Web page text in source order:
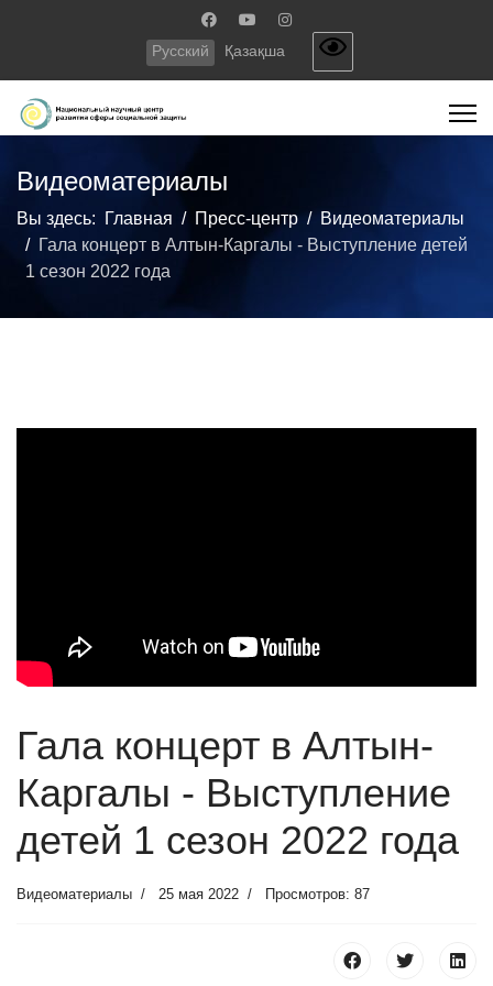
Русский Қазақша
Видеоматериалы
Вы здесь: Главная Пресс-центр
Видеоматериалы
Гала концерт в Алтын-Каргалы - Выступление детей
1 сезон 2022 года
Гала концерт в Алтын-
Каргалы - Выступление
детей 1 сезон 2022 года
Видеоматериалы 25 мая 2022 Просмотров: 87